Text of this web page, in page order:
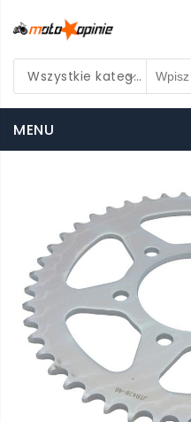
Wszystkie kategorie
MENU